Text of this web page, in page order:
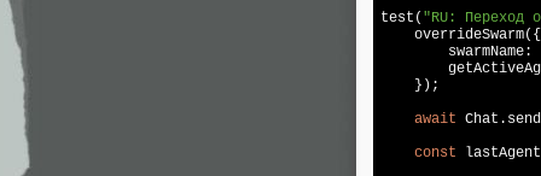
test( "RU: Переход
    overrideSwarm({
swarmName:
    });
await
const